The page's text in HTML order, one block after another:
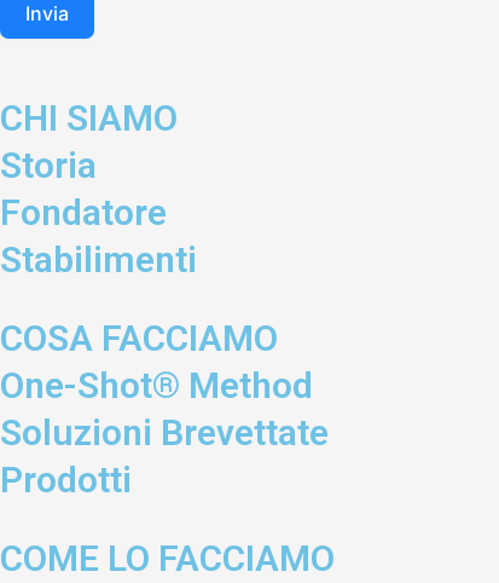
Invia
CHI SIAMO
Storia
Fondatore
Stabilimenti
COSA FACCIAMO
One-Shot® Method
Soluzioni Brevettate
Prodotti
COME LO FACCIAMO